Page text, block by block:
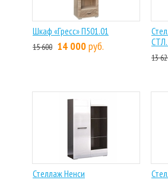
Шкаф «Гресс» П501.01
15 600 14 000руб.
13
Стеллаж Ненси